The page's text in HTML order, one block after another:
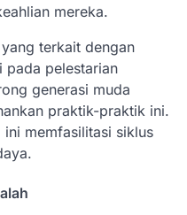
mereka.
terkait dengan
pada pelestarian
generasi muda
praktik-praktik ini.
memfasilitasi siklus